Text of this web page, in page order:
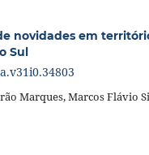
novidades em
Sul
Marques, Marcos Flávio